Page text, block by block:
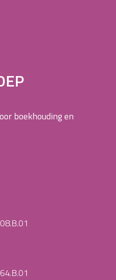
boekhouding en